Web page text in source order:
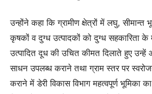
उन्होंने कहा कि ग्रामीण क्षेत्रों में लघु, सीमान्त
कृषकों व दुग्ध उत्पादकों को दुग्ध सहकारिता के
उत्पादित दूध की उचित कीमत दिलाते हुए
साधन उपलब्ध कराने तथा ग्राम स्तर पर
कराने में डेरी विकास विभाग महत्वपूर्ण भूमिका